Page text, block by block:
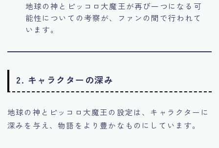
地球の神とピッコロ大魔王が再び一つになる可
能性についての考察が、ファンの間で行われて
います。
2. キャラクターの深み
地球の神とピッコロ大魔王の設定は、キャラクターに
深みを与え、物語をより豊かなものにしています。